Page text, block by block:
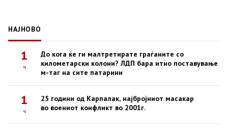
НАЈНОВО
1
ч
До кога ќе ги малтретирате граѓаните со
километарски колони? ЛДП бара итно поставување
м-таг на сите патарини
1
ч
25 години од Карпалак, најбројниот масакар
во воениот конфликт во 2001г.